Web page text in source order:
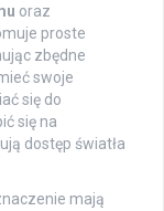
oraz
proste
zbędne
swoje
się do
się na
dostęp światła
mają